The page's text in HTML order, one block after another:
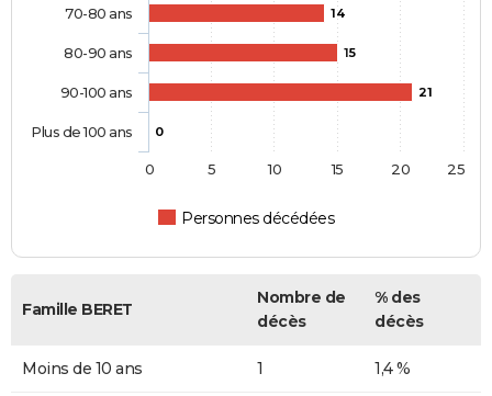
14
15
21
0
Personnes décédées
70-80 ans
80-90 ans
90-100 ans
Plus de 100 ans
0 5 10 15 20 25
Famille BERET
Nombre de
décès
% des
décès
Moins de 10 ans 1 1,4 %